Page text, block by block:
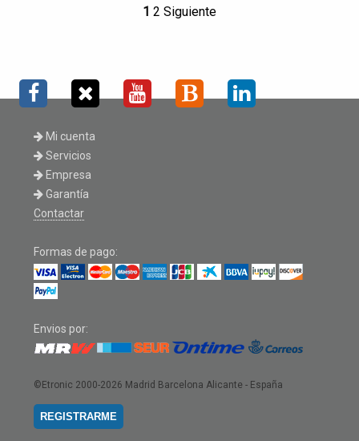
1 2 Siguiente
Mi cuenta
Servicios
Empresa
Garantía
Contactar
Formas de pago:
Envios por:
©Etronic 2000-2026 Madrid Barcelona Alicante - España
REGISTRARME